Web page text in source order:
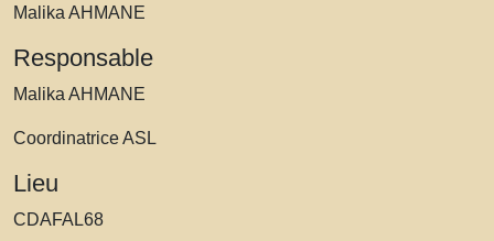
Malika AHMANE
Responsable
Malika AHMANE
Coordinatrice ASL
Lieu
CDAFAL68